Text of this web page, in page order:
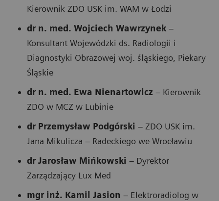
Kierownik ZDO USK im. WAM w Łodzi
dr n. med. Wojciech Wawrzynek –
Konsultant Wojewódzki ds. Radiologii i
Diagnostyki Obrazowej woj. śląskiego, Piekary
Śląskie
dr n. med. Ewa Nienartowicz – Kierownik
ZDO w MCZ w Lubinie
dr Przemysław Podgórski – ZDO USK im.
Jana Mikulicza – Radeckiego we Wrocławiu
dr Jarosław Mińkowski – Dyrektor
Zarządzający Lux Med
mgr inż. Kamil Jasion – Elektroradiolog w